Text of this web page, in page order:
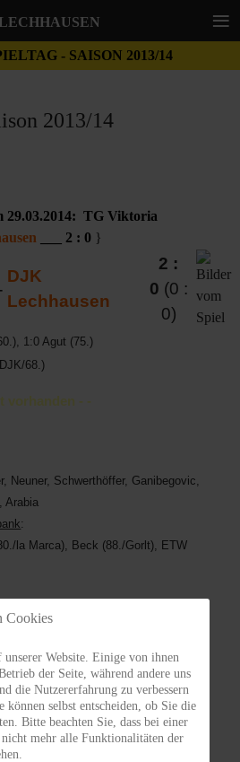
- SAISON 2013/14
2013/14
29.03.2014: TG Viktoria
___ 2 : 0 }
DJK
Lechhausen
2 :
0 (0 :
0)
1:0 Agut (75.)
68.)
- -
Neuner, Schwerthöffer, Ganibegovic,
Arabia
:
la Marca), Beck (88./Gorlt), ETW
Cookies
Website. Einige von ihnen
der Seite, während andere uns
die Nutzererfahrung zu verbessern
selbst entscheiden, ob Sie die
Bitte beachten Sie, dass bei einer
mehr alle Funktionalitäten der
≡